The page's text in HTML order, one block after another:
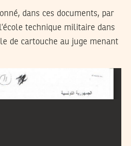
dans ces documents, par
technique militaire dans
de cartouche au juge menant